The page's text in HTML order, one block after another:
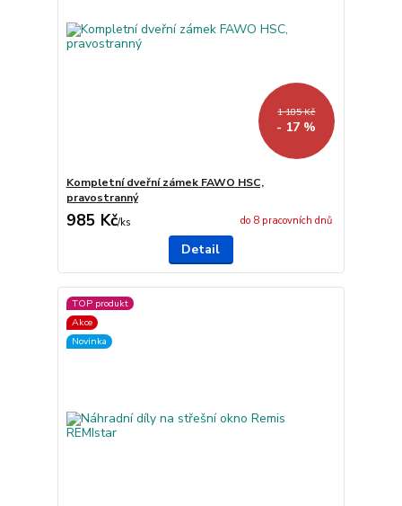
1 185 Kč
- 17 %
Kompletní dveřní zámek FAWO HSC,
pravostranný
985 Kč/ks do 8 pracovních dnů
Detail
TOP produkt
Akce
Novinka